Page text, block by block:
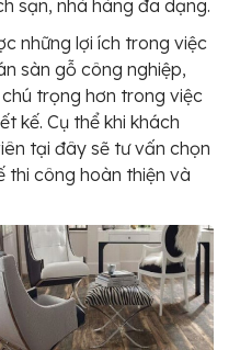
sạn, nhà hàng đa dạng.
những lợi ích trong việc
sàn gỗ công nghiệp,
trọng hơn trong việc
kế. Cụ thể khi khách
tại đây sẽ tư vấn chọn
thi công hoàn thiện và